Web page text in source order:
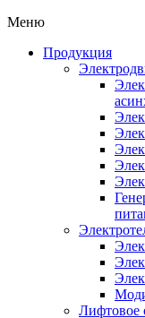
Меню
Продукция
Лифтовое